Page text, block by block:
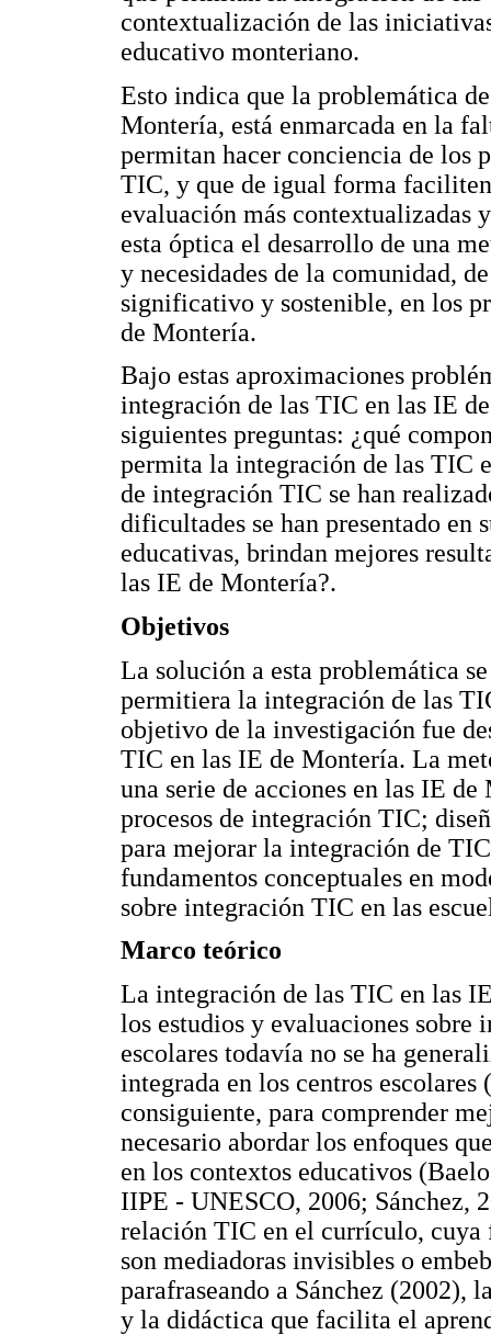
contextualización de las
educativo monteriano.
Esto indica que la problemática
Montería, está enmarcada en la
permitan hacer conciencia de los
TIC, y que de igual forma
evaluación más contextualizadas
esta óptica el desarrollo de una
y necesidades de la comunidad,
significativo y sostenible, en los
de Montería.
Bajo estas aproximaciones
integración de las TIC en las IE
siguientes preguntas: ¿qué
permita la integración de las TIC
de integración TIC se han
dificultades se han presentado en
educativas, brindan mejores
las IE de Montería?.
Objetivos
La solución a esta problemática
permitiera la integración de las
objetivo de la investigación fue
TIC en las IE de Montería. La
una serie de acciones en las IE
procesos de integración TIC;
para mejorar la integración de
fundamentos conceptuales en
sobre integración TIC en las
Marco teórico
La integración de las TIC en las
los estudios y evaluaciones sobre
escolares todavía no se ha
integrada en los centros
consiguiente, para comprender
necesario abordar los enfoques
en los contextos educativos
IIPE - UNESCO, 2006; Sánchez,
relación TIC en el currículo, cuya
son mediadoras invisibles o
parafraseando a Sánchez (2002),
y la didáctica que facilita el